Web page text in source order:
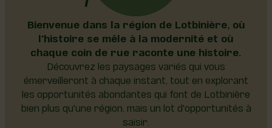
Bienvenue dans la région de Lotbinière, où
l'histoire se mêle à la modernité et où
chaque coin de rue raconte une histoire.
Découvrez les paysages variés qui vous
émerveilleront à chaque instant, tout en explorant
les opportunités abondantes qui font de Lotbinière
bien plus qu'une région, mais un lot d'opportunités à
saisir.